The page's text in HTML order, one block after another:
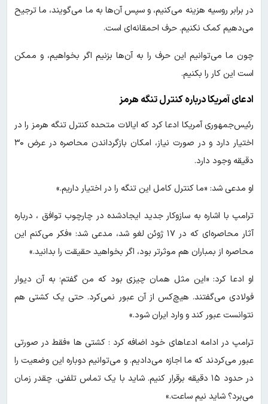
در برابر روسیه هزینه می‌کنیم، و سپس آن‌ها به ما می‌گویند، ما ترجیح
می‌دهیم کمک نکنیم. حرف احمقانه‌ای است.
چون ما می‌توانیم این حرف را به آن‌ها بزنیم اگر بخواهیم، و ممکن
است این کار را بکنیم.
ادعای آمریکا درباره کنترل تنگه هرمز
رئیس‌جمهوری آمریکا ادعا کرد که ایالات متحده کنترل تنگه هرمز را در
اختیار دارد و در صورت نیاز، امکان بازگرداندن محاصره در عرض ۳۰
دقیقه وجود دارد.
او مدعی شد: «ما کنترل کامل این تنگه را در اختیار داریم.»
ترامپ با اشاره به سازوکار جدید ایجادشده در چارچوب توافق ، درباره
آثار محاصره‌ای که در ۱۷ ژوئن لغو شد، مدعی شد: «فکر می‌کنم این
محاصره از بمباران هم موثرتر بود، اگر بخواهید حقیقت را بدانید.»
او ادعا کرد: «این مثل همان چیزی بود که من گفتم؛ به آن دیوار
فولادی می‌گفتند. هیچ‌کس از آن عبور نمی‌کرد. حتی یک کشتی هم
نتوانست عبور کند و وارد ایران شود.»
ترامپ در ادامه ادعاهای خود اضافه کرد : کشتی ها «فقط در صورتی
عبور می‌کردند که ما اجازه می‌دادیم. و می‌توانیم دوباره این وضعیت را
در حدود ۱۵ دقیقه برقرار کنیم. شاید با یک تماس تلفنی. چقدر زمان
می‌برد؟ شاید نیم ساعت.»